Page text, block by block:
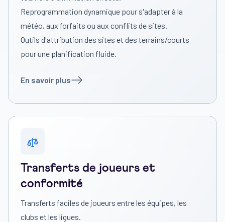
Reprogrammation dynamique pour s'adapter à la
météo, aux forfaits ou aux conflits de sites.
Outils d'attribution des sites et des terrains/courts
pour une planification fluide.
En savoir plus
Transferts de joueurs et
conformité
Transferts faciles de joueurs entre les équipes, les
clubs et les ligues.